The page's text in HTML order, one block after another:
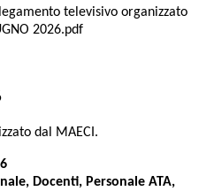
televisivo organizzato
2026.pdf
dal MAECI.
Docenti, Personale ATA,